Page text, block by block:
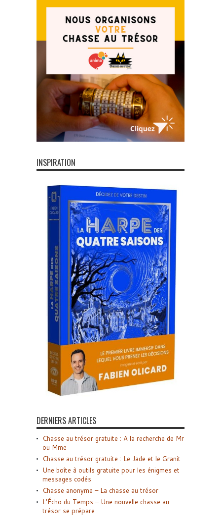
INSPIRATION
DERNIERS ARTICLES
Chasse au trésor gratuite : A la recherche de Mr
ou Mme
Chasse au trésor gratuite : Le Jade et le Granit
Une boîte à outils gratuite pour les énigmes et
messages codés
Chasse anonyme – La chasse au trésor
L’Écho du Temps – Une nouvelle chasse au
trésor se prépare